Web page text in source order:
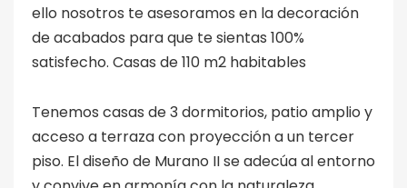
ello nosotros te asesoramos en la decoración
de acabados para que te sientas 100%
satisfecho. Casas de 110 m2 habitables
Tenemos casas de 3 dormitorios, patio amplio y
acceso a terraza con proyección a un tercer
piso. El diseño de Murano II se adecúa al entorno